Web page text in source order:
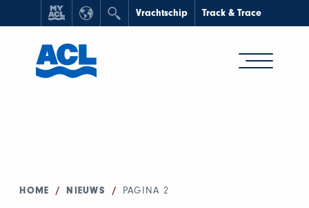
Vrachtschip Track & Trace
HOME / NIEUWS / PAGINA 2